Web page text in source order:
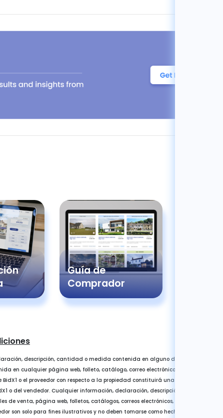
Guía de
Comprador
descripción, cantidad o medida contenida en alguno de los datos de
en cualquier página web, folleto, catálogo, correo electrónico, carta, informa,
o el proveedor con respecto a la propiedad constituirá una representación,
o del vendedor. Cualquier información, declaración, descripción, cantidad o
de venta, página web, folletos, catálogos, correos electrónicos, cartas, informes o
son solo para fines ilustrativos y no deben tomarse como hechos. Cualquier